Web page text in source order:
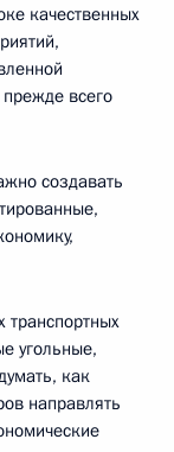
качественных
всего
создавать
транспортных
угольные,
как
направлять